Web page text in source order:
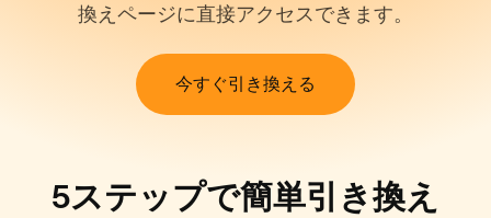
換えページに直接アクセスできます。
今すぐ引き換える
5ステップで簡単引き換え